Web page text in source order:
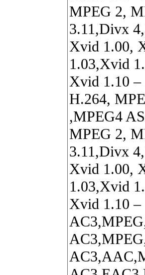
MPEG 2,
3.11,Divx
Xvid 1.00,
1.03,Xvid
Xvid 1.10 –
H.264,
,MPEG4
MPEG 2,
3.11,Divx
Xvid 1.00,
1.03,Xvid
Xvid 1.10 –